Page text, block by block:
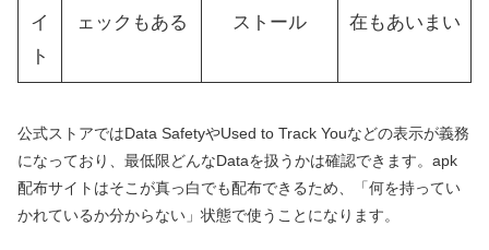
イ
ト
ェックもある
ストール
在もあいまい
公式ストアではData SafetyやUsed to Track Youなどの表示が義務
になっており、最低限どんなDataを扱うかは確認できます。apk
配布サイトはそこが真っ白でも配布できるため、「何を持ってい
かれているか分からない」状態で使うことになります。